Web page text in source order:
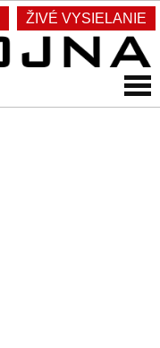
ŽIVÉ VYSIELANIE